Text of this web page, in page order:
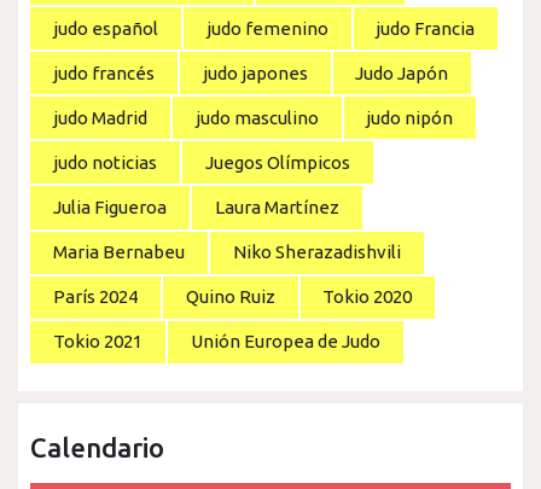
judo español judo femenino judo Francia
judo francés judo japones Judo Japón
judo Madrid judo masculino judo nipón
judo noticias Juegos Olímpicos
Julia Figueroa Laura Martínez
Maria Bernabeu Niko Sherazadishvili
París 2024 Quino Ruiz Tokio 2020
Tokio 2021 Unión Europea de Judo
Calendario